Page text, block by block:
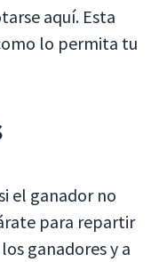
aquí. Esta
lo permita tu
el ganador no
para repartir
ganadores y a